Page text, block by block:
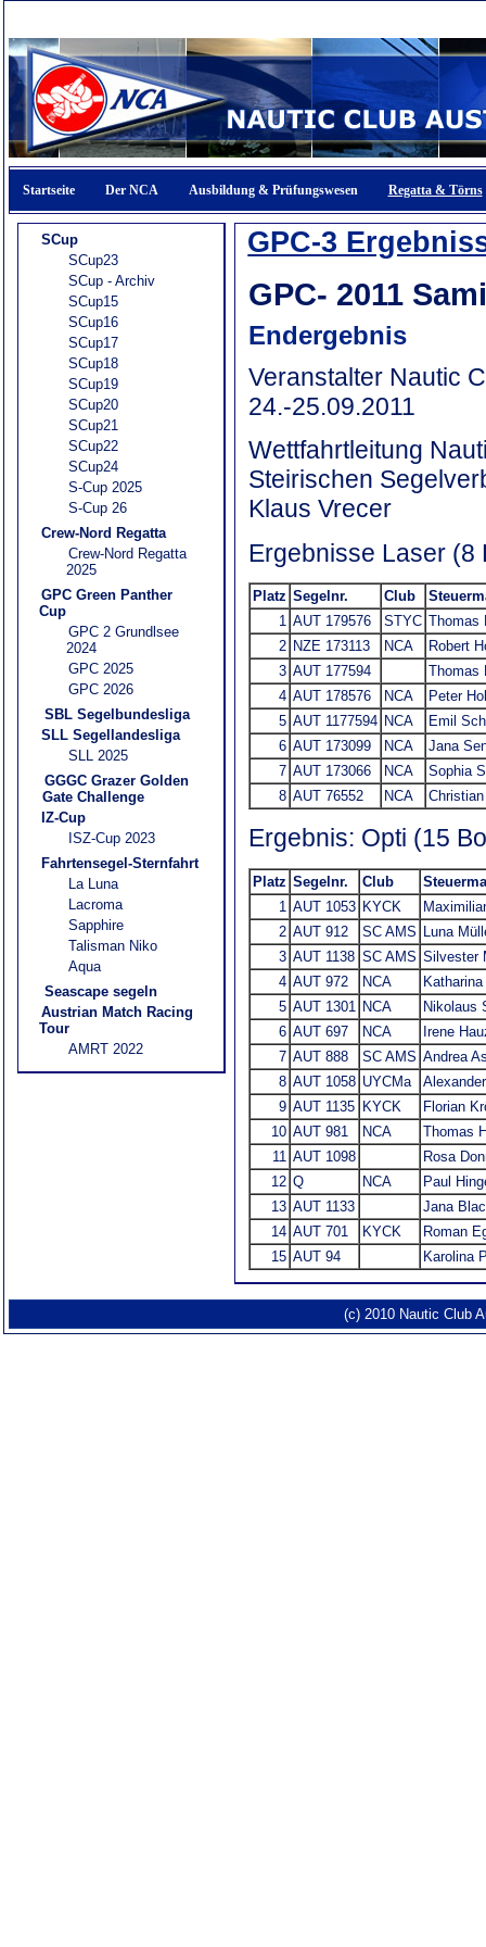
Startseite Der NCA Ausbildung & Prüfungswesen Regatta & Törns
SCup
SCup23
SCup - Archiv
SCup15
SCup16
SCup17
SCup18
SCup19
SCup20
SCup21
SCup22
SCup24
S-Cup 2025
S-Cup 26
Crew-Nord Regatta
Crew-Nord Regatta
2025
GPC Green Panther
Cup
GPC 2 Grundlsee
2024
GPC 2025
GPC 2026
SBL Segelbundesliga
SLL Segellandesliga
SLL 2025
GGGC Grazer Golden
Gate Challenge
IZ-Cup
ISZ-Cup 2023
Fahrtensegel-Sternfahrt
La Luna
Lacroma
Sapphire
Talisman Niko
Aqua
Seascape segeln
Austrian Match Racing
Tour
AMRT 2022
GPC-3
GPC- 2011
Endergebnis
Veranstalter Nautic
24.-25.09.2011
Wettfahrtleitung
Steirischen
Klaus Vrecer
Ergebnisse Laser (8
Platz Segelnr. Club
1 AUT 179576 STYC Thomas
2 NZE 173113 NCA
Robert
3 AUT 177594
Thomas
4 AUT 178576 NCA
Peter
5 AUT 1177594 NCA
Emil
6 AUT 173099 NCA
Jana
7 AUT 173066 NCA
Sophia
8 AUT 76552 NCA
Ergebnis: Opti (15
Platz Segelnr. Club
1
AUT 1053 KYCK
2 AUT 912 SC AMS
Luna
3 AUT 1138 SC AMS Silvester
4 AUT 972 NCA
5 AUT 1301 NCA
Nikolaus
6 AUT 697 NCA
Irene
7 AUT 888 SC AMS Andrea
8 AUT 1058 UYCMa
9 AUT 1135 KYCK
Florian
10 AUT 981 NCA
Thomas
11
AUT 1098
Rosa
12 Q NCA
Paul
13 AUT 1133
Jana
14 AUT 701 KYCK
Roman
15 AUT 94 Karolina
(c) 2010 Nautic Club